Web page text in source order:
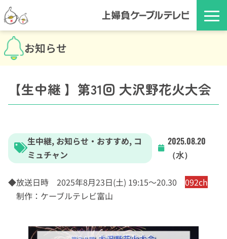
お知らせ
【生中継 】第31回 大沢野花火大会
生中継, お知らせ・おすすめ, コ
ミュチャン
2025.08.20
（水）
◆放送日時 2025年8月23日(土) 19:15〜20.30 092ch
制作：ケーブルテレビ富山